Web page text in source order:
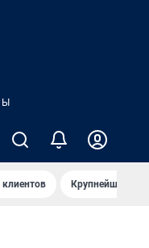
Крупнейшие